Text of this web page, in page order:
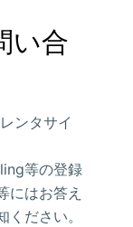
い合
ンタサイ
等の登録
にはお答え
ださい。